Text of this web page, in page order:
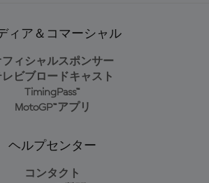
ィア＆コマーシャル
フィシャルスポンサー
レビブロードキャスト
TimingPass™
MotoGP™アプリ
ヘルプセンター
コンタクト